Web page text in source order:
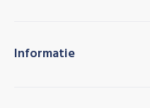
Informatie